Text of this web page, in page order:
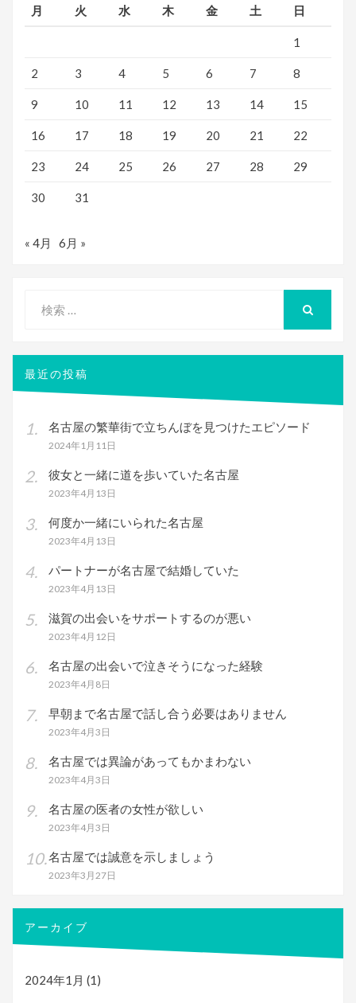
月 火 水 木 金 土 日
1
2 3 4 5 6 7 8
9 10 11 12 13 14 15
16 17 18 19 20 21 22
23 24 25 26 27 28 29
30 31
« 4月 6月 »
象:
最近の投稿
名古屋の繁華街で立ちんぼを見つけたエピソード
2024年1月11日
彼女と一緒に道を歩いていた名古屋
2023年4月13日
何度か一緒にいられた名古屋
2023年4月13日
パートナーが名古屋で結婚していた
2023年4月13日
滋賀の出会いをサポートするのが悪い
2023年4月12日
名古屋の出会いで泣きそうになった経験
2023年4月8日
早朝まで名古屋で話し合う必要はありません
2023年4月3日
名古屋では異論があってもかまわない
2023年4月3日
名古屋の医者の女性が欲しい
2023年4月3日
名古屋では誠意を示しましょう
2023年3月27日
アーカイブ
2024年1月 (1)